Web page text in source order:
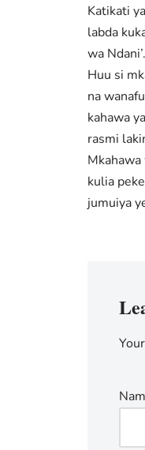
Katikati
labda
wa Ndani’.
Huu si
na
kahawa
rasmi
kulia
jumuiya